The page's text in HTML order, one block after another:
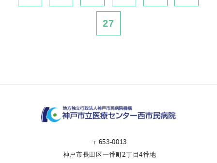
27
〒653-0013
神戸市長田区一番町2丁目4番地